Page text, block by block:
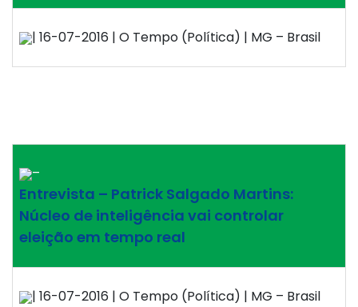
| 16-07-2016 | O Tempo (Política) | MG – Brasil
–
Entrevista – Patrick Salgado Martins:
Núcleo de inteligência vai controlar
eleição em tempo real
| 16-07-2016 | O Tempo (Política) | MG – Brasil